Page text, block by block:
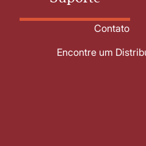
Contato
Encontre um